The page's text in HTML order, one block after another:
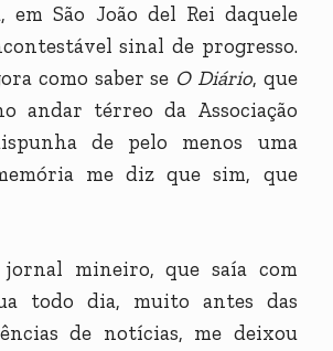
em São João del Rei daquele
sinal de progresso.
como saber se O Diário, que
andar térreo da Associação
de pelo menos uma
me diz que sim, que
jornal mineiro, que saía com
todo dia, muito antes das
de notícias, me deixou